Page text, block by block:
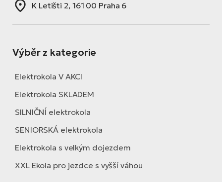
K Letišti 2, 161 00 Praha 6
Výběr z kategorie
Elektrokola V AKCI
Elektrokola SKLADEM
SILNIČNÍ elektrokola
SENIORSKÁ elektrokola
Elektrokola s velkým dojezdem
XXL Ekola pro jezdce s vyšší váhou